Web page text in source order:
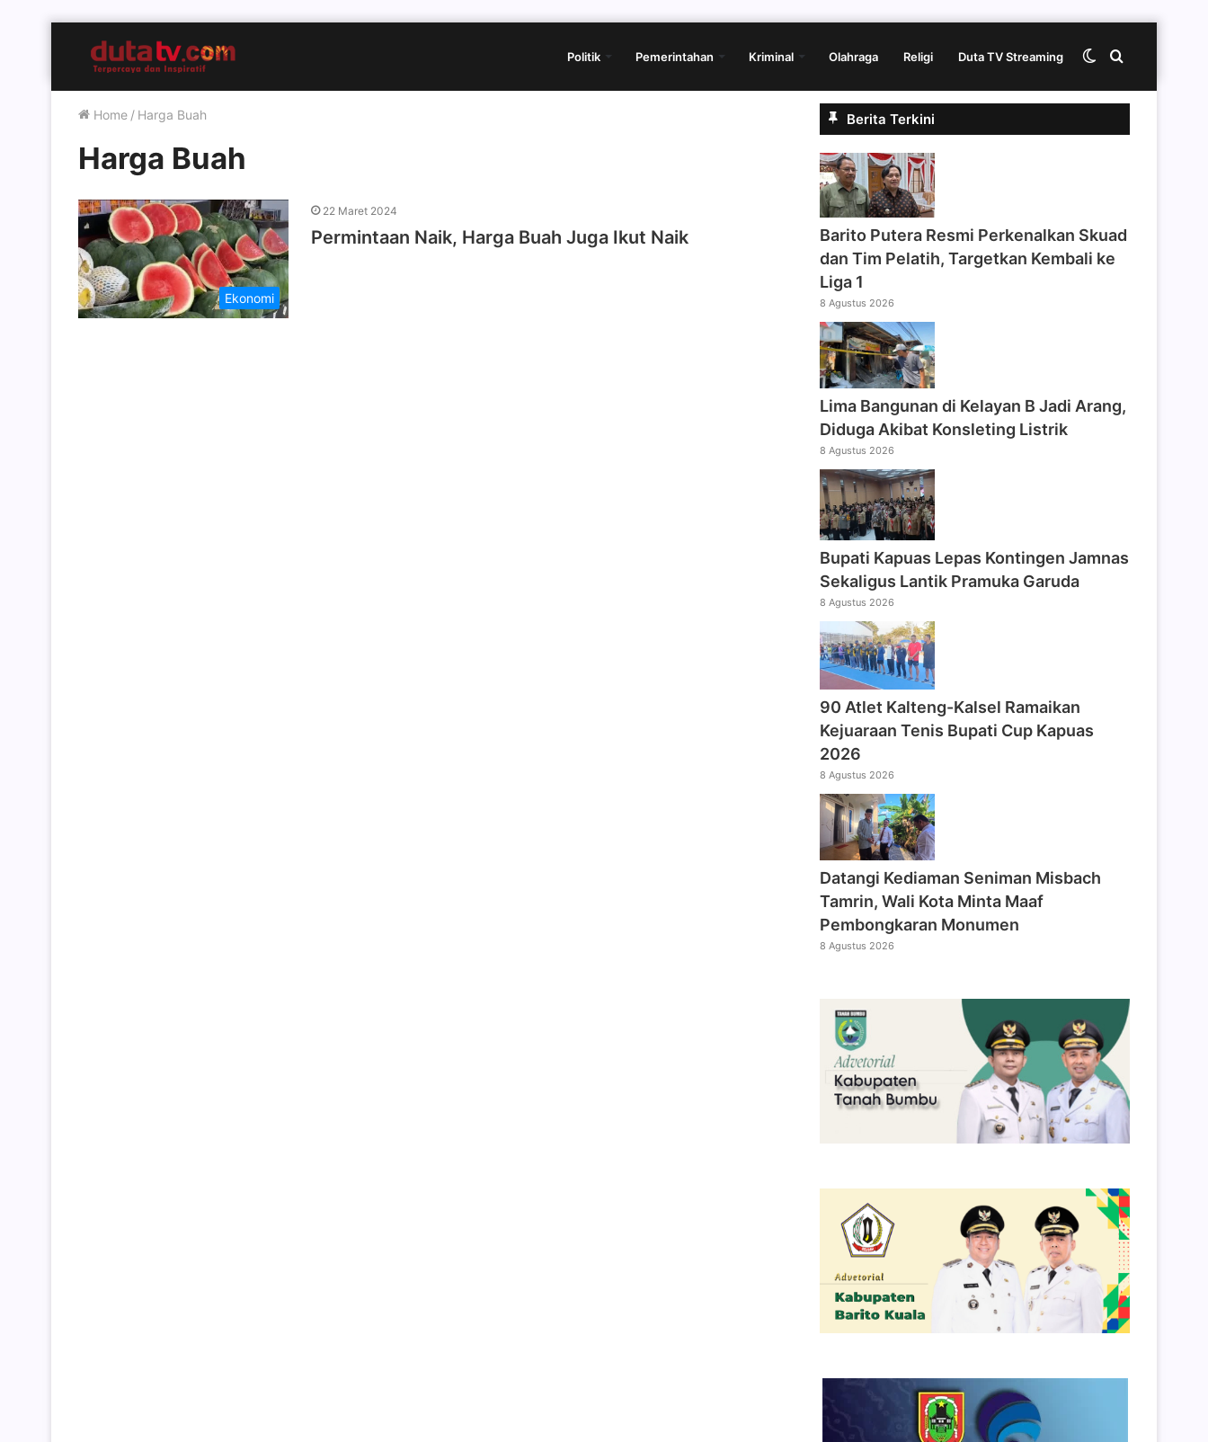
Politik Pemerintahan Kriminal Olahraga Religi Duta TV Streaming Cari
Switch
Home / Harga Buah
Harga Buah
Ekonomi
22 Maret 2024
Permintaan Naik, Harga Buah Juga Ikut Naik
Berita Terkini
Barito Putera Resmi Perkenalkan Skuad
dan Tim Pelatih, Targetkan Kembali ke
Liga 1
8 Agustus 2026
Lima Bangunan di Kelayan B Jadi Arang,
Diduga Akibat Konsleting Listrik
8 Agustus 2026
Bupati Kapuas Lepas Kontingen Jamnas
Sekaligus Lantik Pramuka Garuda
8 Agustus 2026
90 Atlet Kalteng-Kalsel Ramaikan
Kejuaraan Tenis Bupati Cup Kapuas
2026
8 Agustus 2026
Datangi Kediaman Seniman Misbach
Tamrin, Wali Kota Minta Maaf
Pembongkaran Monumen
8 Agustus 2026